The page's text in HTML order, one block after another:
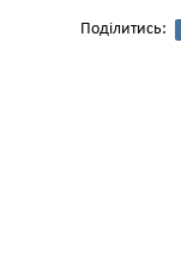
Поділитись: